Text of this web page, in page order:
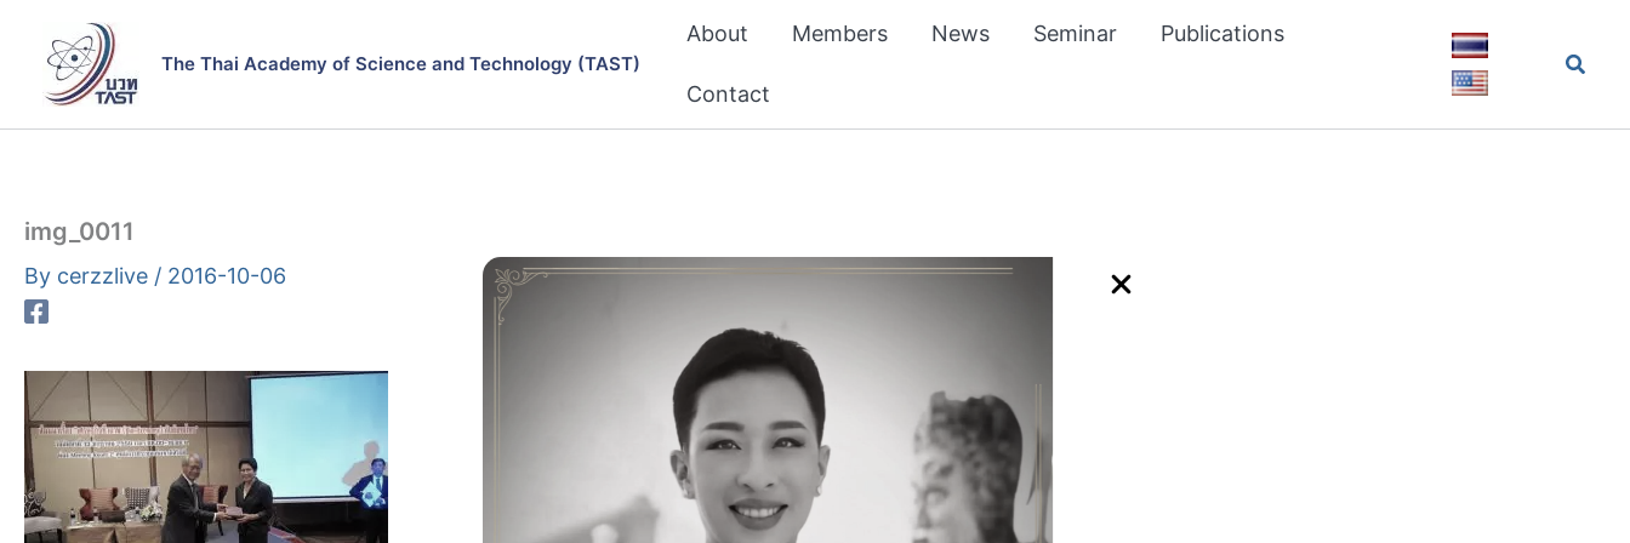
content
The Thai Academy of Science and Technology (TAST)
About Members News Seminar Publications
Contact
img_0011
By cerzzlive / 2016-10-06